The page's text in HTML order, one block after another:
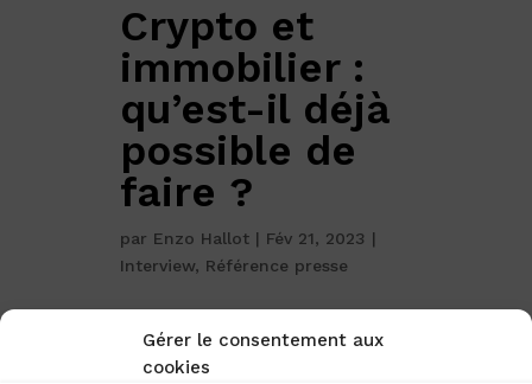
Gérer le consentement aux
cookies
Crypto et
immobilier :
qu’est-il déjà
possible de
faire ?
par Enzo Hallot| Fév 21, 2023 |
Interview, Référence presse